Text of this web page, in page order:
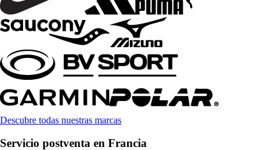
Descubre todas nuestras marcas
Servicio postventa en Francia